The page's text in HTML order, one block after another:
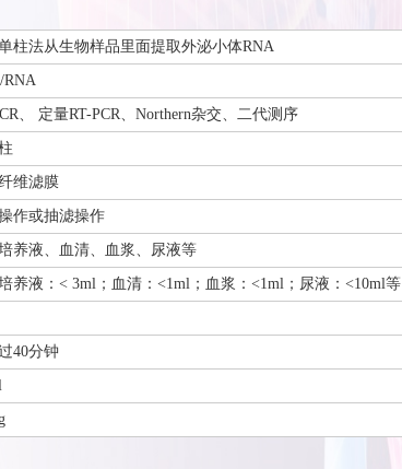
柱法从生物样品里面提取外泌小体RNA
RNA
、 定量RT-PCR、Northern杂交、二代测序
维滤膜
作或抽滤操作
养液、血清、血浆、尿液等
养液：< 3ml；血清：<1ml；血浆：<1ml；尿液：<10ml等
40分钟